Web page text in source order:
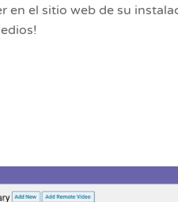
en el sitio web de su